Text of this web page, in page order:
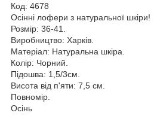
Код: 4678
Осінні лофери з натуральної шкіри!
Розмір: 36-41.
Виробництво: Харків.
Матеріал: Натуральна шкіра.
Колір: Чорний.
Підошва: 1,5/3см.
Висота від п'яти: 7,5 см.
Повномір.
Осінь